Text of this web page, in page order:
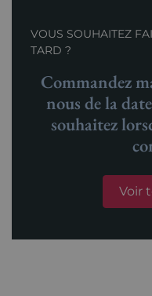
VOUS SOUHAITEZ
TARD ?
Commandez
nous de la
souhaitez
Voir